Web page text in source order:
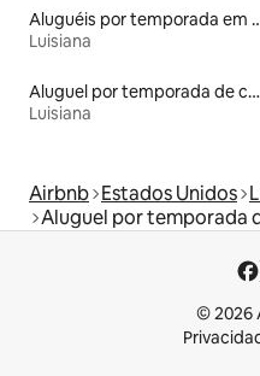
Aluguéis por
Luisiana
Aluguel por temporada de casas-barco
Luisiana
Airbnb Estados Unidos
Aluguel por temporada
© 2026